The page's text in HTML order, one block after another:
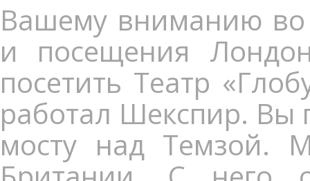
Вашему вниманию во
и посещения
посетить Театр
работал Шекспир. Вы
мосту над Темзой.